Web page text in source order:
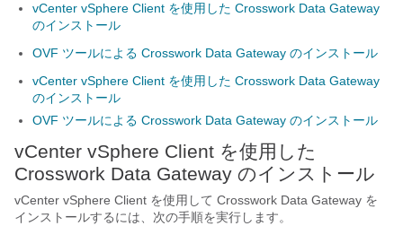
vCenter vSphere Client を使用した Crosswork Data Gateway
のインストール
OVF ツールによる Crosswork Data Gateway のインストール
vCenter vSphere Client を使用した Crosswork Data Gateway
のインストール
OVF ツールによる Crosswork Data Gateway のインストール
vCenter vSphere Client を使用した
Crosswork Data Gateway のインストール
vCenter vSphere Client を使用して Crosswork Data Gateway を
インストールするには、次の手順を実行します。